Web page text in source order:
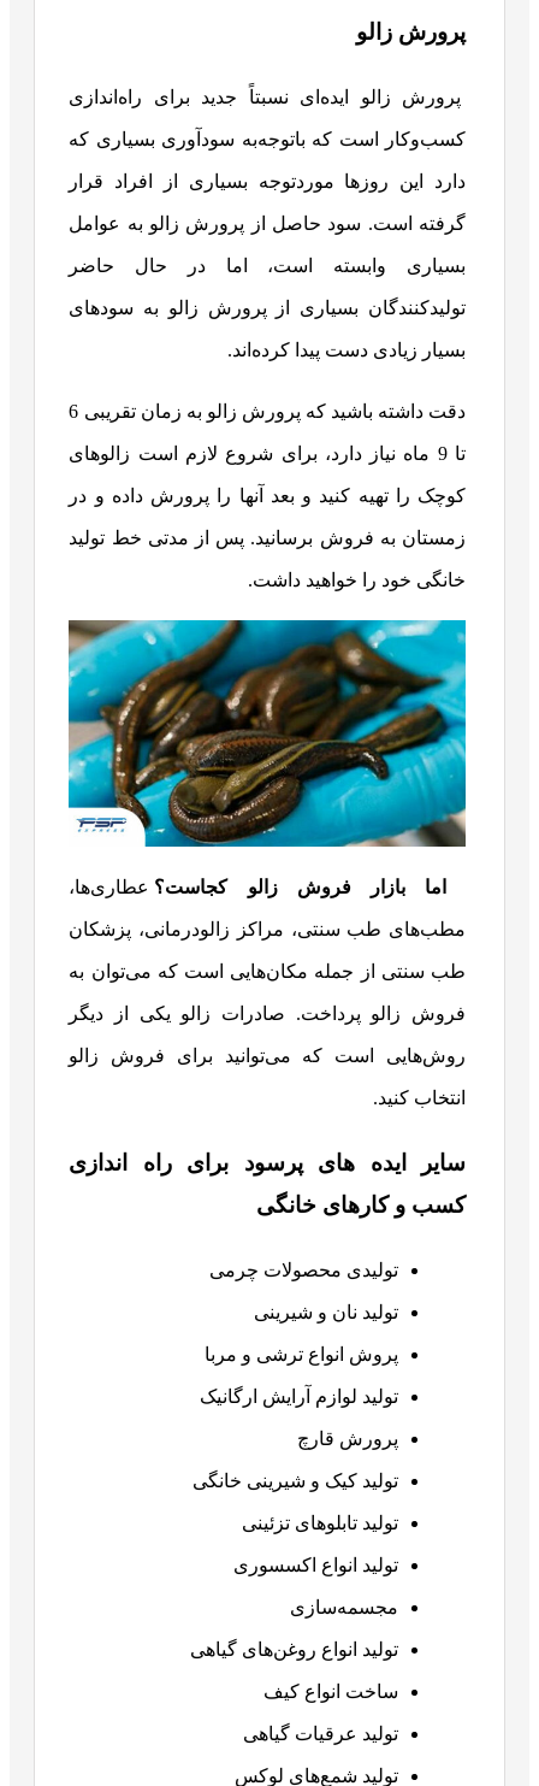
پرورش زالو
پرورش زالو ایده‌ای نسبتاً جدید برای راه‌اندازی
کسب‌وکار است که باتوجه‌به سودآوری بسیاری که
دارد این روزها موردتوجه بسیاری از افراد قرار
گرفته است. سود حاصل از پرورش زالو به عوامل
بسیاری وابسته است، اما در حال حاضر
تولیدکنندگان بسیاری از پرورش زالو به سودهای
بسیار زیادی دست پیدا کرده‌اند.
دقت داشته باشید که پرورش زالو به زمان تقریبی 6
تا 9 ماه نیاز دارد، برای شروع لازم است زالوهای
کوچک را تهیه کنید و بعد آنها را پرورش داده و در
زمستان به فروش برسانید. پس از مدتی خط تولید
خانگی خود را خواهید داشت.
اما بازار فروش زالو کجاست؟ عطاری‌ها،
مطب‌های طب سنتی، مراکز زالودرمانی، پزشکان
طب سنتی از جمله مکان‌هایی است که می‌توان به
فروش زالو پرداخت. صادرات زالو یکی از دیگر
روش‌هایی است که می‌توانید برای فروش زالو
انتخاب کنید.
سایر ایده‌ های پرسود برای راه اندازی
کسب و کارهای خانگی
تولیدی محصولات چرمی
تولید نان و شیرینی
پروش انواع ترشی و مربا
تولید لوازم آرایش ارگانیک
پرورش قارچ
تولید کیک و شیرینی خانگی
تولید تابلوهای تزئینی
تولید انواع اکسسوری
مجسمه‌سازی
تولید انواع روغن‌های گیاهی
ساخت انواع کیف
تولید عرقیات گیاهی
تولید شمع‌های لوکس